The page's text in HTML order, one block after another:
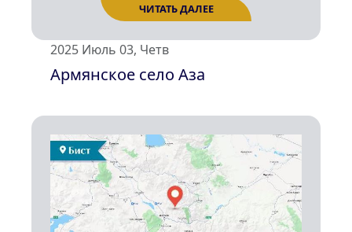
2025 Июль 03, Четв
Армянское село Аза